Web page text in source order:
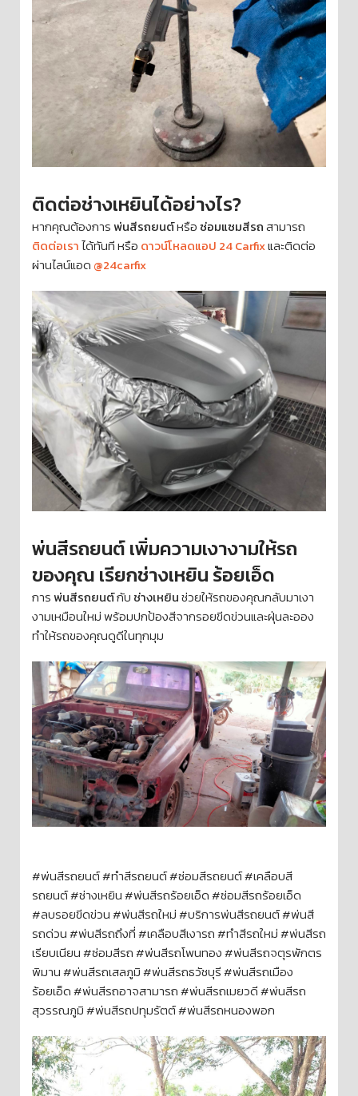
ติดต่อช่างเหยินได้อย่างไร?
หากคุณต้องการพ่นสีรถยนต์หรือ ซ่อมแซมสีรถสามารถ
ติดต่อเราได้ทันที หรือ ดาวน์โหลดแอป 24 Carfixและติดต่อ
ผ่านไลน์แอด @24carfix
พ่นสีรถยนต์ เพิ่มความเงางามให้รถ
ของคุณ เรียกช่างเหยิน ร้อยเอ็ด
การพ่นสีรถยนต์กับ ช่างเหยินช่วยให้รถของคุณกลับมาเงา
งามเหมือนใหม่ พร้อมปกป้องสีจากรอยขีดข่วนและฝุ่นละออง
ทำให้รถของคุณดูดีในทุกมุม
#พ่นสีรถยนต์ #ทำสีรถยนต์ #ซ่อมสีรถยนต์ #เคลือบสี
รถยนต์ #ช่างเหยิน #พ่นสีรถร้อยเอ็ด #ซ่อมสีรถร้อยเอ็ด
#ลบรอยขีดข่วน #พ่นสีรถใหม่ #บริการพ่นสีรถยนต์ #พ่นสี
รถด่วน #พ่นสีรถถึงที่ #เคลือบสีเงารถ #ทำสีรถใหม่ #พ่นสีรถ
เรียบเนียน #ซ่อมสีรถ #พ่นสีรถโพนทอง #พ่นสีรถจตุรพักตร
พิมาน #พ่นสีรถเสลภูมิ #พ่นสีรถธวัชบุรี #พ่นสีรถเมือง
ร้อยเอ็ด #พ่นสีรถอาจสามารถ #พ่นสีรถเมยวดี #พ่นสีรถ
สุวรรณภูมิ #พ่นสีรถปทุมรัตต์ #พ่นสีรถหนองพอก